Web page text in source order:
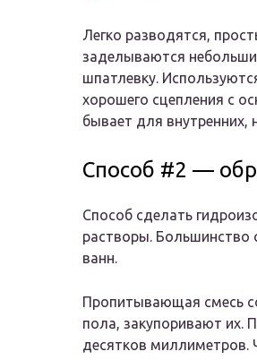
Легко разводятся,
заделываются
шпатлевку.
хорошего сцепления с
бывает для внутренних,
Способ #2 —
Способ сделать
растворы. Большинство
ванн.
Пропитывающая смесь
пола, закупоривают их.
десятков миллиметров.